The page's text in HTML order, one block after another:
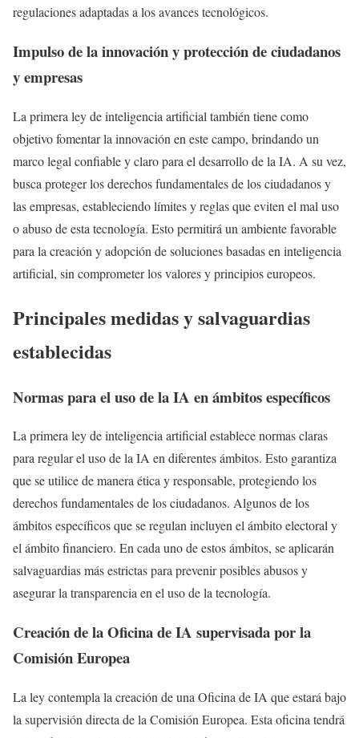
regulaciones adaptadas a los avances tecnológicos.
Impulso de la innovación y protección de ciudadanos
y empresas
La primera ley de inteligencia artificial también tiene como
objetivo fomentar la innovación en este campo, brindando un
marco legal confiable y claro para el desarrollo de la IA. A su vez,
busca proteger los derechos fundamentales de los ciudadanos y
las empresas, estableciendo límites y reglas que eviten el mal uso
o abuso de esta tecnología. Esto permitirá un ambiente favorable
para la creación y adopción de soluciones basadas en inteligencia
artificial, sin comprometer los valores y principios europeos.
Principales medidas y salvaguardias
establecidas
Normas para el uso de la IA en ámbitos específicos
La primera ley de inteligencia artificial establece normas claras
para regular el uso de la IA en diferentes ámbitos. Esto garantiza
que se utilice de manera ética y responsable, protegiendo los
derechos fundamentales de los ciudadanos. Algunos de los
ámbitos específicos que se regulan incluyen el ámbito electoral y
el ámbito financiero. En cada uno de estos ámbitos, se aplicarán
salvaguardias más estrictas para prevenir posibles abusos y
asegurar la transparencia en el uso de la tecnología.
Creación de la Oficina de IA supervisada por la
Comisión Europea
La ley contempla la creación de una Oficina de IA que estará bajo
la supervisión directa de la Comisión Europea. Esta oficina tendrá